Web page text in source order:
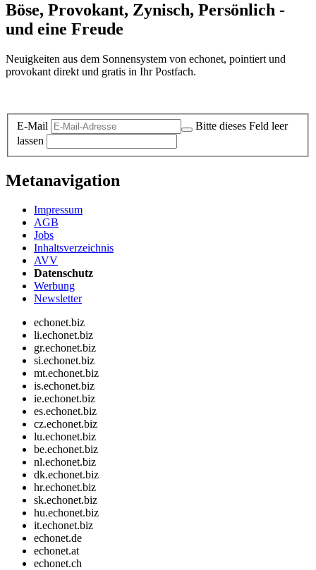
Böse, Provokant, Zynisch, Persönlich -
und eine Freude
Neuigkeiten aus dem Sonnensystem von echonet, pointiert und
provokant direkt und gratis in Ihr Postfach.
E-Mail
Bitte dieses Feld leer
lassen
Metanavigation
Impressum
AGB
Jobs
Inhaltsverzeichnis
AVV
Datenschutz
Werbung
Newsletter
echonet.biz
li.echonet.biz
gr.echonet.biz
si.echonet.biz
mt.echonet.biz
is.echonet.biz
ie.echonet.biz
es.echonet.biz
cz.echonet.biz
lu.echonet.biz
be.echonet.biz
nl.echonet.biz
dk.echonet.biz
hr.echonet.biz
sk.echonet.biz
hu.echonet.biz
it.echonet.biz
echonet.de
echonet.at
echonet.ch